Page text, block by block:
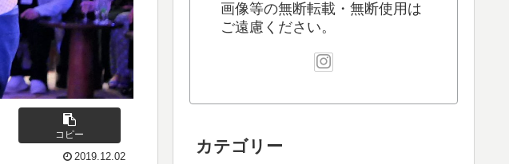
コピー
2019.12.02
画像等の無断転載・無断使用は
ご遠慮ください。
カテゴリー